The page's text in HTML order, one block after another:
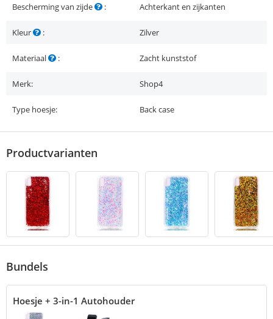
Bescherming van zijde : Achterkant en zijkanten
Kleur : Zilver
Materiaal : Zacht kunststof
Merk: Shop4
Type hoesje: Back case
Productvarianten
Bundels
Hoesje + 3-in-1 Autohouder